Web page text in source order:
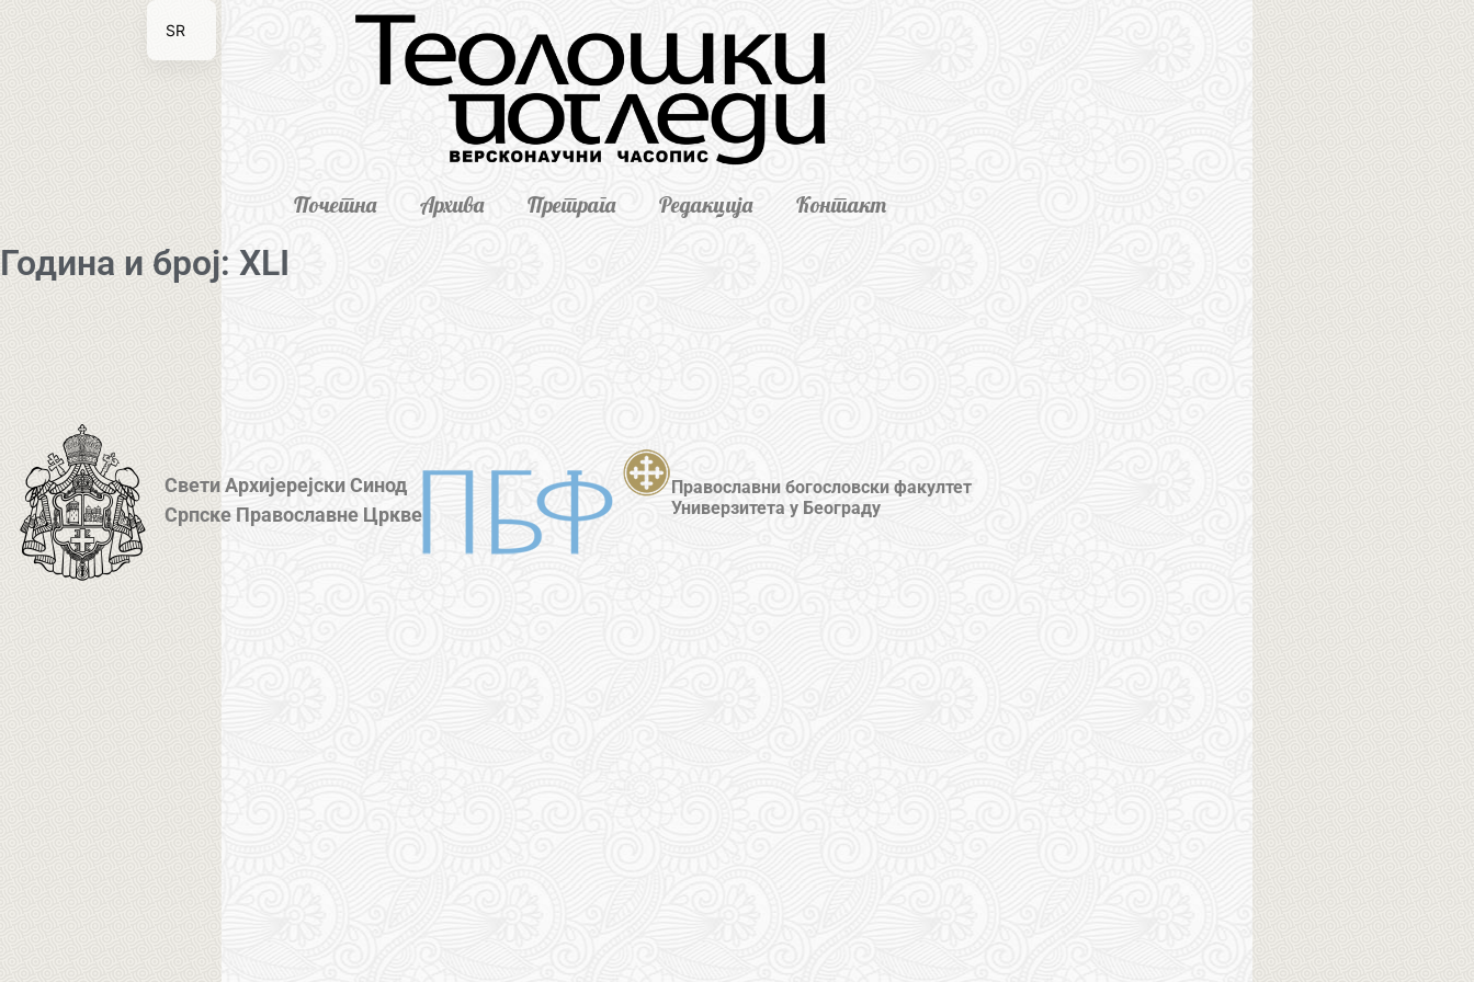
Почетна Архива Претрага Редакција Контакт
Година и број: XLI
Свети Архијерејски Синод
Српске Православне Цркве
Православни богословски факултет
Универзитета у Београду
SR
EN